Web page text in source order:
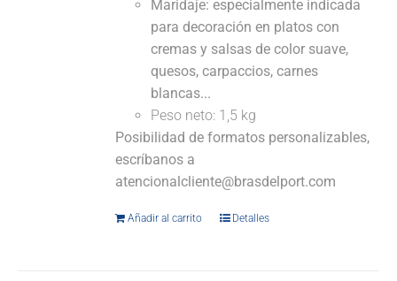
Maridaje: especialmente indicada
para decoración en platos con
cremas y salsas de color suave,
quesos, carpaccios, carnes
blancas...
Peso neto: 1,5 kg
Posibilidad de formatos personalizables,
escríbanos a
atencionalcliente@brasdelport.com
Añadir al carrito Detalles